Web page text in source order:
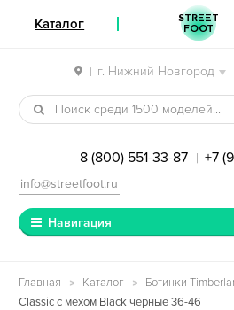
| г. Нижний Новгород
Перейти к навигации
Перейти к содержимому
8 (800) 551-33-87 | +7
info@streetfoot.ru
Навигация
Главная Каталог Ботинки
Classic с мехом Black черные 36-46
Каталог STREET
FOOT